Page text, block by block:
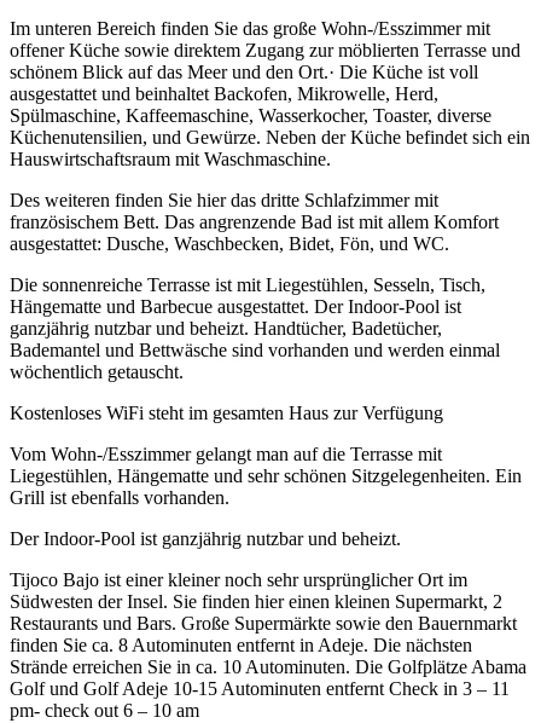
Im unteren Bereich finden Sie das große Wohn-/Esszimmer mit
offener Küche sowie direktem Zugang zur möblierten Terrasse und
schönem Blick auf das Meer und den Ort.· Die Küche ist voll
ausgestattet und beinhaltet Backofen, Mikrowelle, Herd,
Spülmaschine, Kaffeemaschine, Wasserkocher, Toaster, diverse
Küchenutensilien, und Gewürze. Neben der Küche befindet sich ein
Hauswirtschaftsraum mit Waschmaschine.
Des weiteren finden Sie hier das dritte Schlafzimmer mit
französischem Bett. Das angrenzende Bad ist mit allem Komfort
ausgestattet: Dusche, Waschbecken, Bidet, Fön, und WC.
Die sonnenreiche Terrasse ist mit Liegestühlen, Sesseln, Tisch,
Hängematte und Barbecue ausgestattet. Der Indoor-Pool ist
ganzjährig nutzbar und beheizt. Handtücher, Badetücher,
Bademantel und Bettwäsche sind vorhanden und werden einmal
wöchentlich getauscht.
Kostenloses WiFi steht im gesamten Haus zur Verfügung
Vom Wohn-/Esszimmer gelangt man auf die Terrasse mit
Liegestühlen, Hängematte und sehr schönen Sitzgelegenheiten. Ein
Grill ist ebenfalls vorhanden.
Der Indoor-Pool ist ganzjährig nutzbar und beheizt.
Tijoco Bajo ist einer kleiner noch sehr ursprünglicher Ort im
Südwesten der Insel. Sie finden hier einen kleinen Supermarkt, 2
Restaurants und Bars. Große Supermärkte sowie den Bauernmarkt
finden Sie ca. 8 Autominuten entfernt in Adeje. Die nächsten
Strände erreichen Sie in ca. 10 Autominuten. Die Golfplätze Abama
Golf und Golf Adeje 10-15 Autominuten entfernt Check in 3 – 11
pm- check out 6 – 10 am